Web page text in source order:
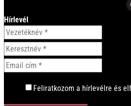
Hírlevél
Feliratkozom a hírlevélre és